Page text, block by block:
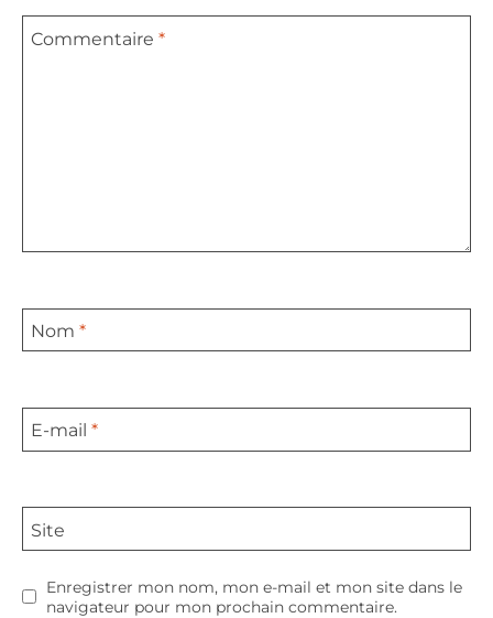
5
4
Stars
3
Stars
2
Stars
1
Star
Commentaire *
Nom *
E-mail *
Site
Enregistrer mon nom, mon e-mail et mon site dans le
navigateur pour mon prochain commentaire.